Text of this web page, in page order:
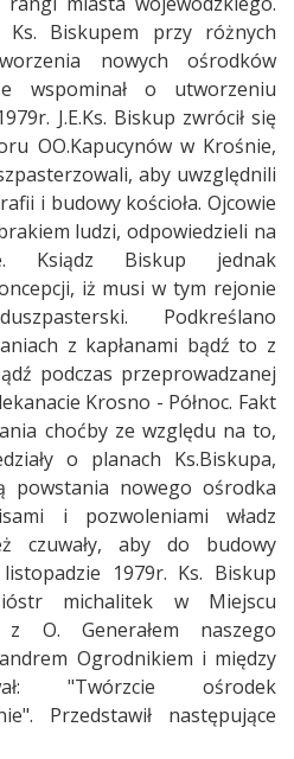
Ks. Biskupem przy różnych
nowych ośrodków
wspominał o utworzeniu
J.E.Ks. Biskup zwrócił się
OO.Kapucynów w Krośnie,
aby uwzględnili
i budowy kościoła. Ojcowie
ludzi, odpowiedzieli na
Ksiądz Biskup jednak
iż musi w tym rejonie
Podkreślano
z kapłanami bądź to z
podczas przeprowadzanej
Krosno - Północ. Fakt
choćby ze względu na to,
o planach Ks.Biskupa,
powstania nowego ośrodka
i pozwoleniami władz
czuwały, aby do budowy
1979r. Ks. Biskup
michalitek w Miejscu
z O. Generałem naszego
Ogrodnikiem i między
"Twórzcie ośrodek
Przedstawił następujące